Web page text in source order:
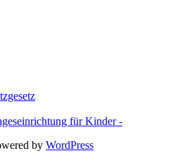
für Kinder -
by WordPress